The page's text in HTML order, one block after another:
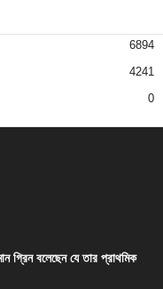
6894
4241
0
গ্রিন বলেছেন যে তার প্রাথমিক